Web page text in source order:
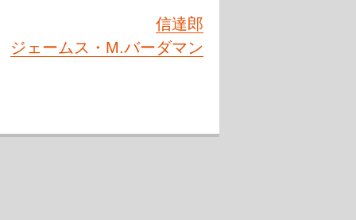
信達郎
ジェームス・M.バーダマン